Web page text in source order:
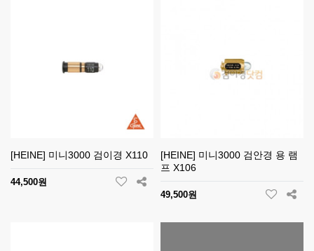
[HEINE] 미니3000 검이경 X110
44,500원
[HEINE] 미니3000 검안경 용 램
프 X106
49,500원